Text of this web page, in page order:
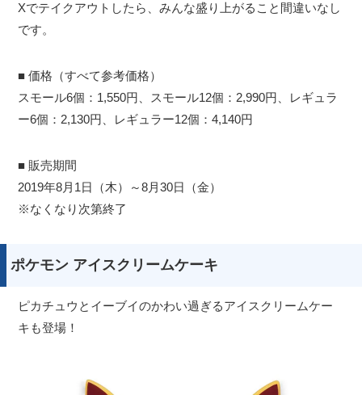
Xでテイクアウトしたら、みんな盛り上がること間違いなし
です。
■ 価格（すべて参考価格）
スモール6個：1,550円、スモール12個：2,990円、レギュラ
ー6個：2,130円、レギュラー12個：4,140円
■ 販売期間
2019年8月1日（木）～8月30日（金）
※なくなり次第終了
ポケモン アイスクリームケーキ
ピカチュウとイーブイのかわい過ぎるアイスクリームケー
キも登場！